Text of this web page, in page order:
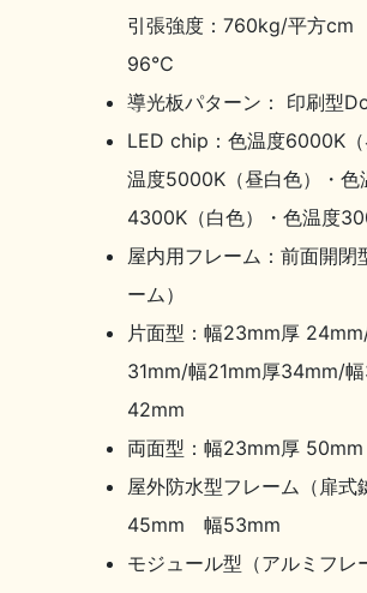
引張強度：760kg/平方cm
96℃
導光板パターン： 印刷型
LED chip：色温度6000K
温度5000K（昼白色）・色
4300K（白色）・色温度
屋内用フレーム：前面開閉
ーム）
片面型：幅23mm厚
31mm/幅21mm厚34mm/
42mm
両面型：幅23mm厚 50mm
屋外防水型フレーム（扉式
45mm 幅53mm
モジュール型（アルミフレ